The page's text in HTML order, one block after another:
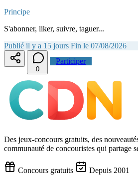
Principe
S'abonner, liker, suivre, taguer...
Publié il y a 15 jours Fin le 07/08/2026
0
Participer
Des jeux-concours gratuits, des
communauté de concouristes qui partage
Concours gratuits Depuis 2001